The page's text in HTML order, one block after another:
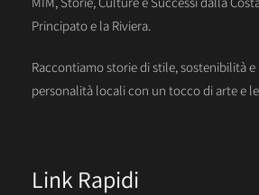
Principato e la Riviera.
Raccontiamo storie di stile, sostenibilità
personalità locali con un tocco di arte e
Link Rapidi